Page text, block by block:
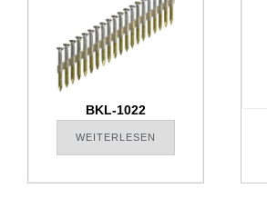
BKL-1022
WEITERLESEN